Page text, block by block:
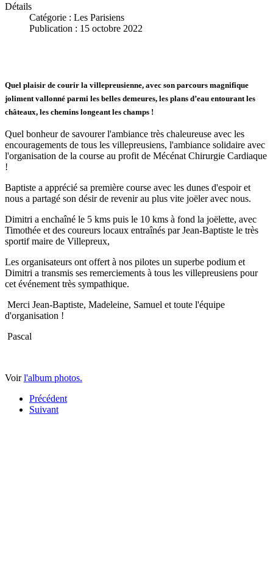
Détails
Catégorie : Les Parisiens
Publication : 15 octobre 2022
Quel plaisir de courir la villepreusienne, avec son parcours magnifique
joliment vallonné parmi les belles demeures, les plans d’eau entourant les
châteaux, les chemins longeant les champs !
Quel bonheur de savourer l'ambiance très chaleureuse avec les
encouragements de tous les villepreusiens, l'ambiance solidaire avec
l'organisation de la course au profit de Mécénat Chirurgie Cardiaque
!
Baptiste a apprécié sa première course avec les dunes d'espoir et
nous a partagé son désir de revenir au plus vite joëler avec nous.
Dimitri a enchaîné le 5 kms puis le 10 kms à fond la joëlette, avec
Timothée et des coureurs locaux entraînés par Jean-Baptiste le très
sportif maire de Villepreux,
Les organisateurs ont offert à nos pilotes un superbe podium et
Dimitri a transmis ses remerciements à tous les villepreusiens pour
cet événement très sympathique.
Merci Jean-Baptiste, Madeleine, Samuel et toute l'équipe
d'organisation !
Pascal
Voirl'album photos.
Précédent
Suivant